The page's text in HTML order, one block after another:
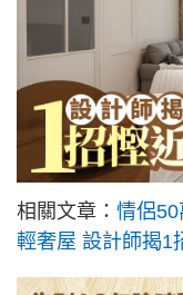
相關文章： 情侶
輕奢屋 設計師揭1